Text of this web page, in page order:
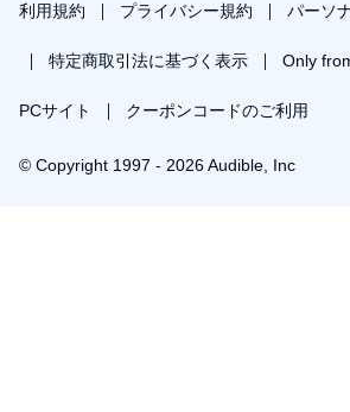
利用規約 プライバシー規約 パーソ
特定商取引法に基づく表示 Only
PCサイト クーポンコードのご利用
© Copyright 1997 - 2026 Audible, Inc